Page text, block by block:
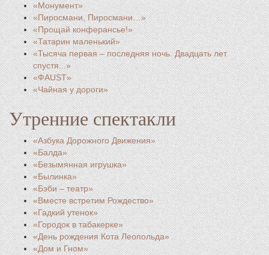
«Монумент»
«Пиросмани, Пиросмани…»
«Прощай конферансье!»
«Татарин маленький»
«Тысяча первая – последняя ночь. Двадцать лет
спустя...»
«ФAUST»
«Чайная у дороги»
Утренние спектакли
«Азбука Дорожного Движения»
«Балда»
«Безымянная игрушка»
«Былинка»
«Бэби – театр»
«Вместе встретим Рождество»
«Гадкий утенок»
«Городок в табакерке»
«День рождения Кота Леопольда»
«Дом и Гном»